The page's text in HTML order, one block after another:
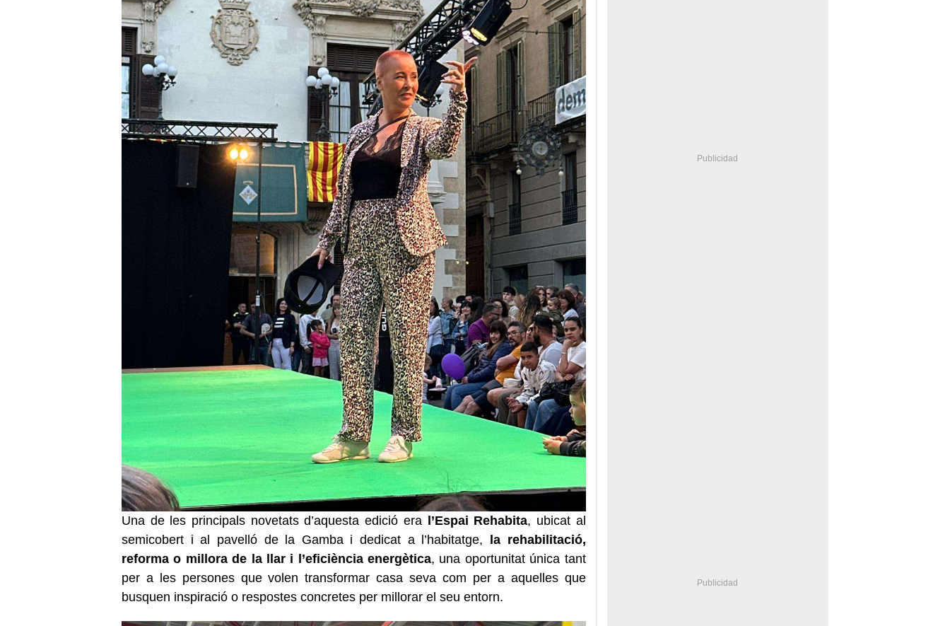
Una de les principals novetats d’aquesta edició era l’Espai Rehabita, ubicat al
semicobert i al pavelló de la Gamba i dedicat a l’habitatge, la rehabilitació,
reforma o millora de la llar i l’eficiència energètica, una oportunitat única tant
per a les persones que volen transformar casa seva com per a aquelles que
busquen inspiració o respostes concretes per millorar el seu entorn.